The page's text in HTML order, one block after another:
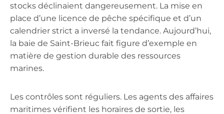
stocks déclinaient dangereusement. La mise en
place d’une licence de pêche spécifique et d’un
calendrier strict a inversé la tendance. Aujourd’hui,
la baie de Saint-Brieuc fait figure d’exemple en
matière de gestion durable des ressources
marines.
Les contrôles sont réguliers. Les agents des affaires
maritimes vérifient les horaires de sortie, les